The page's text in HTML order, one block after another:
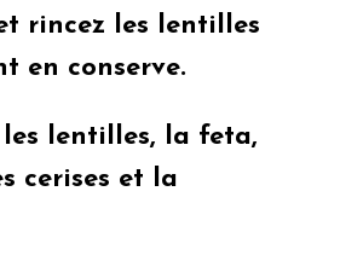
rincez les lentilles
en conserve.
lentilles, la feta,
cerises et la